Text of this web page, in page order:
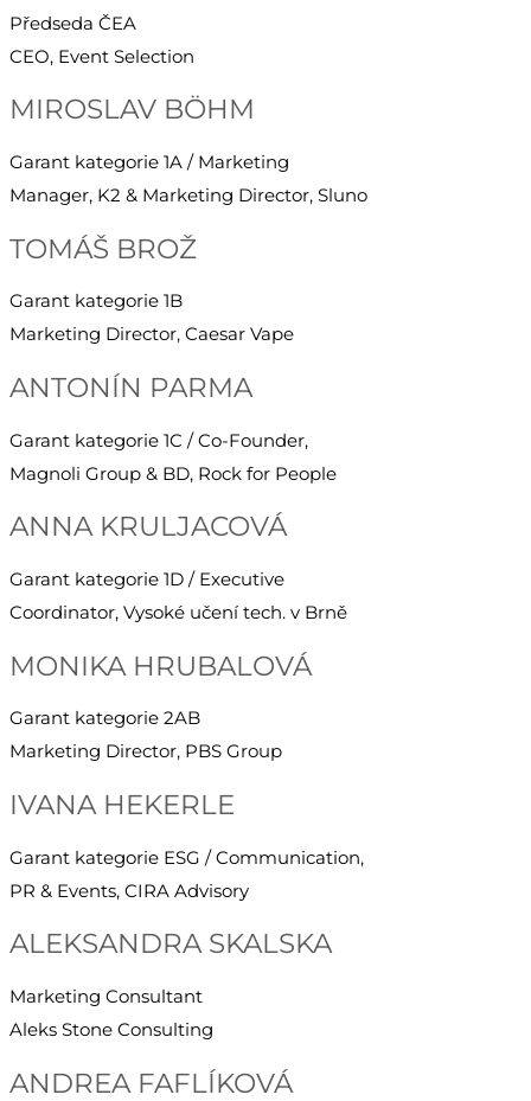
Předseda ČEA
CEO, Event Selection
MIROSLAV BÖHM
Garant kategorie 1A / Marketing
Manager, K2 & Marketing Director, Sluno
TOMÁŠ BROŽ
Garant kategorie 1B
Marketing Director, Caesar Vape
ANTONÍN PARMA
Garant kategorie 1C / Co-Founder,
Magnoli Group & BD, Rock for People
ANNA KRULJACOVÁ
Garant kategorie 1D / Executive
Coordinator, Vysoké učení tech. v Brně
MONIKA HRUBALOVÁ
Garant kategorie 2AB
Marketing Director, PBS Group
IVANA HEKERLE
Garant kategorie ESG / Communication,
PR & Events, CIRA Advisory
ALEKSANDRA SKALSKA
Marketing Consultant
Aleks Stone Consulting
ANDREA FAFLÍKOVÁ